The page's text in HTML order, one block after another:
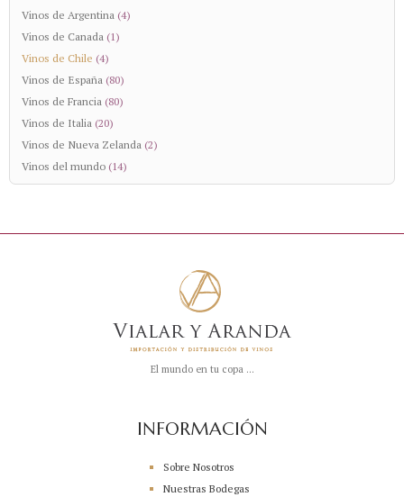
Vinos de Argentina (4)
Vinos de Canada (1)
Vinos de Chile (4)
Vinos de España (80)
Vinos de Francia (80)
Vinos de Italia (20)
Vinos de Nueva Zelanda (2)
Vinos del mundo (14)
El mundo en tu copa ...
INFORMACIÓN
Sobre Nosotros
Nuestras Bodegas